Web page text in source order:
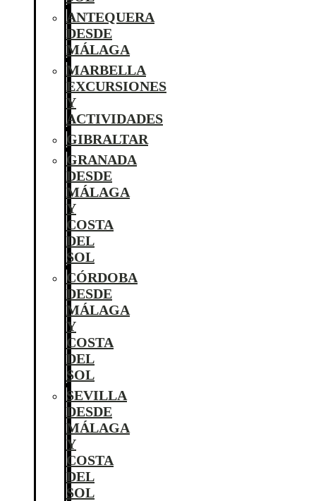
ANTEQUERA
DESDE
MÁLAGA
MARBELLA
EXCURSIONES
Y
ACTIVIDADES
GIBRALTAR
GRANADA
DESDE
MÁLAGA
Y
COSTA
DEL
SOL
CÓRDOBA
DESDE
MÁLAGA
Y
COSTA
DEL
SOL
SEVILLA
DESDE
MÁLAGA
Y
COSTA
DEL
SOL